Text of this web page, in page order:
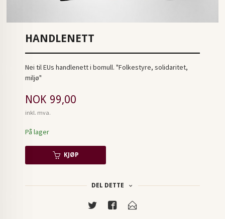
HANDLENETT
Nei til EUs handlenett i bomull. "Folkestyre, solidaritet,
miljø"
Pris
NOK 99,00
inkl. mva.
På lager
KJØP
DEL DETTE